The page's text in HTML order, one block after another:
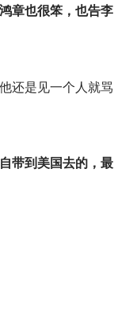
章也很笨，也告李
还是见一个人就骂
带到美国去的，最